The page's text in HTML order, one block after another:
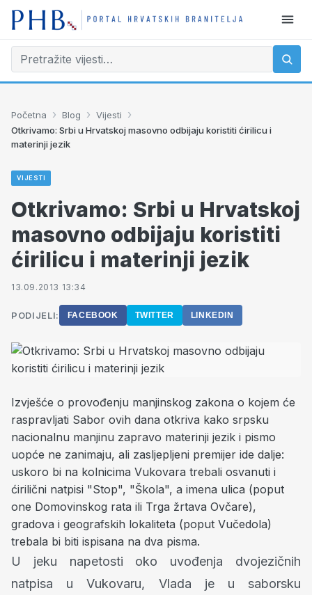
Početna › Blog › Vijesti ›
Otkrivamo: Srbi u Hrvatskoj masovno odbijaju koristiti ćirilicu i
materinji jezik
VIJESTI
Otkrivamo: Srbi u Hrvatskoj
masovno odbijaju koristiti
ćirilicu i materinji jezik
13.09.2013 13:34
PODIJELI: FACEBOOK TWITTER LINKEDIN
Izvješće o provođenju manjinskog zakona o kojem će
raspravljati Sabor ovih dana otkriva kako srpsku
nacionalnu manjinu zapravo materinji jezik i pismo
uopće ne zanimaju, ali zasljepljeni premijer ide dalje:
uskoro bi na kolnicima Vukovara trebali osvanuti i
ćirilični natpisi "Stop", "Škola", a imena ulica (poput
one Domovinskog rata ili Trga žrtava Ovčare),
gradova i geografskih lokaliteta (poput Vučedola)
trebala bi biti ispisana na dva pisma.
U jeku napetosti oko uvođenja dvojezičnih
natpisa u Vukovaru, Vlada je u saborsku